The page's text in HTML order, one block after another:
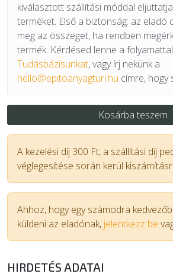
kiválasztott szállítási móddal
terméket. Első a biztonság: az eladó
meg az összeget, ha rendben
termék. Kérdésed lenne a
Tudásbázisunkat, vagy írj nekünk a
hello@epitoanyagturi.hu címre, hogy
Kosárba teszem
A kezelési díj 300 Ft, a szállítási díj
véglegesítése során kerül
Ahhoz, hogy egy számodra
küldeni az eladónak, jelentkezz be
HIRDETÉS ADATAI